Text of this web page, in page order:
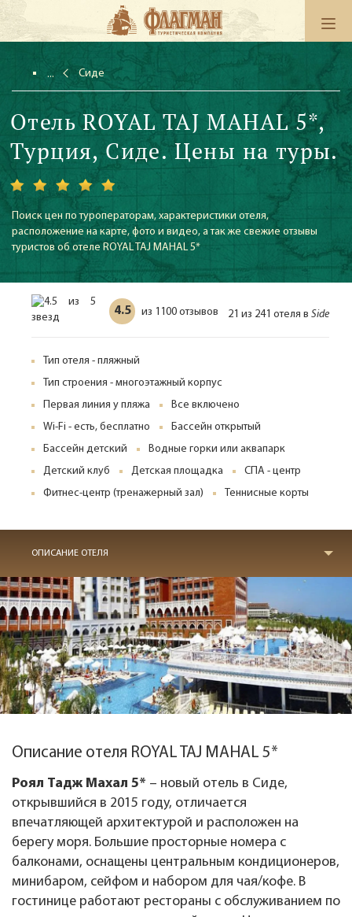
Сиде
Отель ROYAL TAJ MAHAL 5*,
Турция, Сиде. Цены на туры.
Поиск цен по туроператорам, характеристики отеля,
расположение на карте, фото и видео, а так же свежие отзывы
туристов об отеле ROYAL TAJ MAHAL 5*
4.5 из 1100 отзывов 21 из 241 отеля в Side
Тип отеля - пляжный
Тип строения - многоэтажный корпус
Первая линия у пляжа
Все включено
Wi-Fi - есть, бесплатно
Бассейн открытый
Бассейн детский
Водные горки или аквапарк
Детский клуб
Детская площадка
СПА - центр
Фитнес-центр (тренажерный зал)
Теннисные корты
ОПИСАНИЕ ОТЕЛЯ
Описание отеля ROYAL TAJ MAHAL 5*
Роял Тадж Махал 5* – новый отель в Сиде,
открывшийся в 2015 году, отличается
впечатляющей архитектурой и расположен на
берегу моря. Большие просторные номера с
балконами, оснащены центральным кондиционеров,
минибаром, сейфом и набором для чая/кофе. В
гостинице работают рестораны с обслуживанием по